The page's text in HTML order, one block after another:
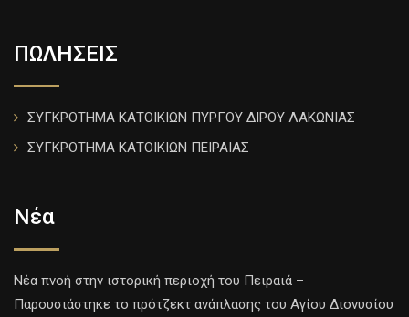
ΠΩΛΗΣΕΙΣ
ΣΥΓΚΡΟΤΗΜΑ ΚΑΤΟΙΚΙΩΝ ΠΥΡΓΟΥ ΔΙΡΟΥ ΛΑΚΩΝΙΑΣ
ΣΥΓΚΡΟΤΗΜΑ ΚΑΤΟΙΚΙΩΝ ΠΕΙΡΑΙΑΣ
Νέα
Νέα πνοή στην ιστορική περιοχή του Πειραιά –
Παρουσιάστηκε το πρότζεκτ ανάπλασης του Αγίου Διονυσίου